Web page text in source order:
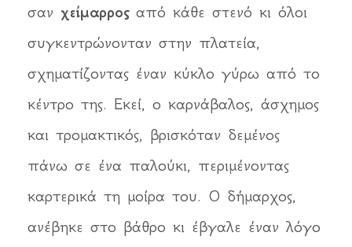
σαν χείμαρροςαπό κάθε στενό κι όλοι
συγκεντρώνονταν στην πλατεία,
σχηματίζοντας έναν κύκλο γύρω από το
κέντρο της. Εκεί, ο καρνάβαλος, άσχημος
και τρομακτικός, βρισκόταν δεμένος
πάνω σε ένα παλούκι, περιμένοντας
καρτερικά τη μοίρα του. Ο δήμαρχος,
ανέβηκε στο βάθρο κι έβγαλε έναν λόγο